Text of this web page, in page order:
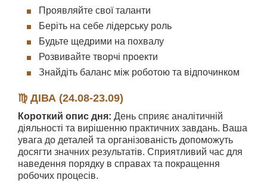
Проявляйте свої таланти
Беріть на себе лідерську роль
Будьте щедрими на похвалу
Розвивайте творчі проекти
Знайдіть баланс між роботою та відпочинком
♍ ДІВА (24.08-23.09)
Короткий опис дня: День сприяє аналітичній
діяльності та вирішенню практичних завдань. Ваша
увага до деталей та організованість допоможуть
досягти значних результатів. Сприятливий час для
наведення порядку в справах та покращення
робочих процесів.